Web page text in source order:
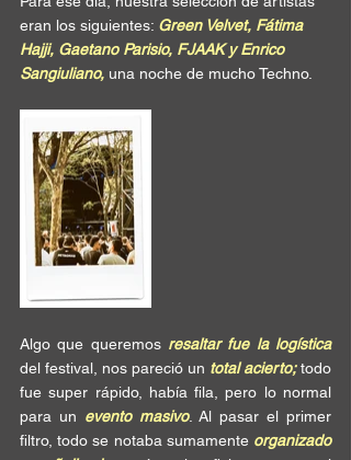
eran los siguientes: Green Velvet, Fátima
Hajji, Gaetano Parisio, FJAAK y Enrico
Sangiuliano, una noche de mucho Techno.
Algo que queremos resaltar fue la logística
del festival, nos pareció un total acierto; todo
fue super rápido, había fila, pero lo normal
para un evento masivo. Al pasar el primer
filtro, todo se notaba sumamente organizado